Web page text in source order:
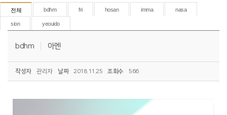
전체 bdhm fri hosan imma nasa
sion yeouido
bdhm 아멘
작성자 관리자 날짜 2018.11.25 조회수 566